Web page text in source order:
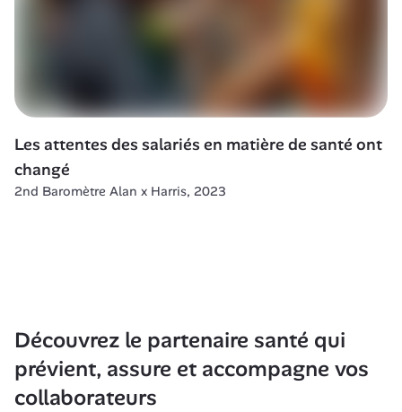
Les attentes des salariés en matière de santé ont
changé
2nd Baromètre Alan x Harris, 2023
Découvrez le partenaire santé qui
prévient, assure et accompagne vos
collaborateurs